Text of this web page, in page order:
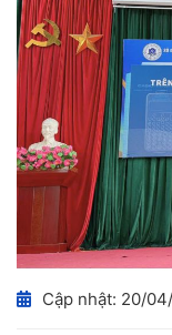
Cập nhật: 20/